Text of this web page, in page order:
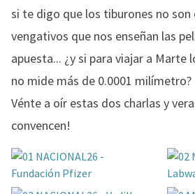
si te digo que los tiburones no son
vengativos que nos enseñan las
apuesta... ¿y si para viajar a Marte
no mide más de 0.0001 milímetro?
Vénte a oír estas dos charlas y
convencen!